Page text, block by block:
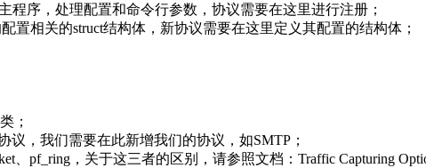
主程序，处理配置和命令行参数，协议需要在这里进行注册；
置相关的struct结构体，新协议需要在这里定义其配置的结构体；
；
议，我们需要在此新增我们的协议，如SMTP；
、pf_ring，关于这三者的区别，请参照文档：Traffic Capturing